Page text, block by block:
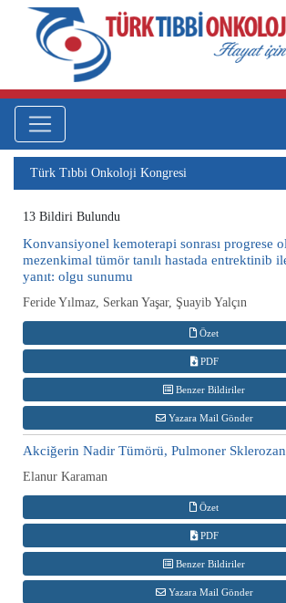
Türk Tıbbi Onkoloji Kongresi
13 Bildiri Bulundu
Konvansiyonel kemoterapi sonrası progrese
mezenkimal tümör tanılı hastada entrektinib
yanıt: olgu sunumu
Feride Yılmaz, Serkan Yaşar, Şuayib Yalçın
Özet
PDF
Benzer Bildiriler
Yazara Mail Gönder
Akciğerin Nadir Tümörü, Pulmoner
Elanur Karaman
Özet
PDF
Benzer Bildiriler
Yazara Mail Gönder